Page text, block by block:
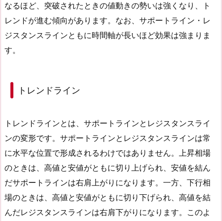
なるほど、突破されたときの値動きの勢いは強くなり、ト
レンドが進む傾向があります。なお、サポートライン・レ
ジスタンスラインともに時間軸が長いほど効果は強まりま
す。
トレンドライン
トレンドラインとは、サポートラインとレジスタンスライ
ンの変形です。サポートラインとレジスタンスラインは常
に水平な位置で形成されるわけではありません。上昇相場
のときは、高値と安値がともに切り上げられ、安値を結ん
だサポートラインは右肩上がりになります。一方、下行相
場のときは、高値と安値がともに切り下げられ、高値を結
んだレジスタンスラインは右肩下がりになります。このよ